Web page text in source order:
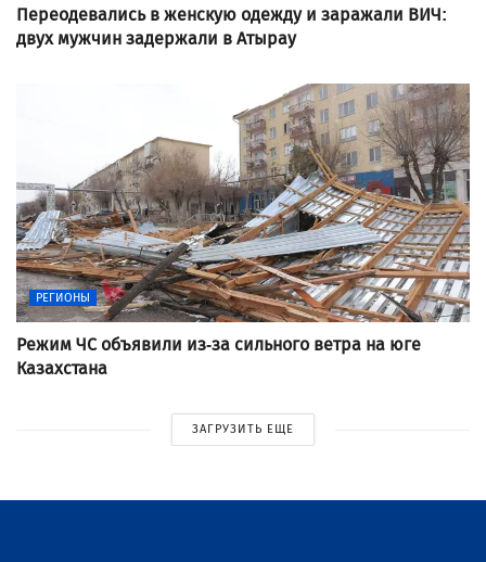
Переодевались в женскую одежду и заражали ВИЧ:
двух мужчин задержали в Атырау
РЕГИОНЫ
Режим ЧС объявили из-за сильного ветра на юге
Казахстана
ЗАГРУЗИТЬ ЕЩЕ